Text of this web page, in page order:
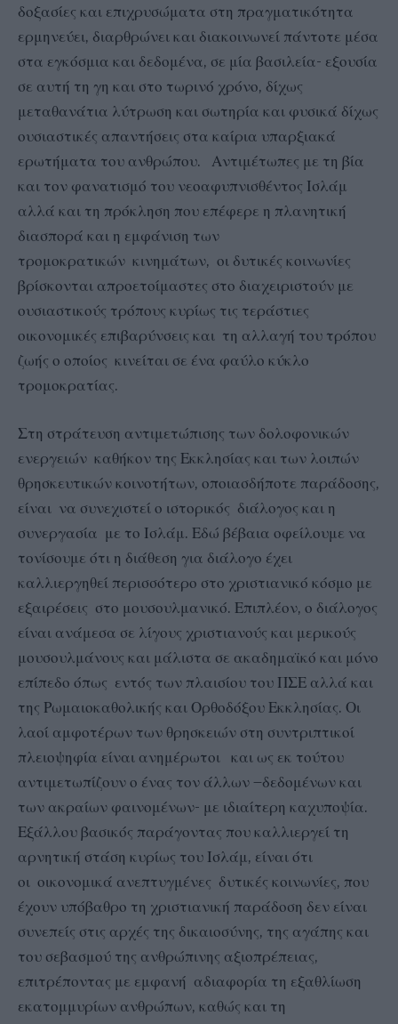
δοξασίες και επιχρυσώματα στη πραγματικότητα
ερμηνεύει, διαρθρώνει και διακοινωνεί πάντοτε μέσα
στα εγκόσμια και δεδομένα, σε μία βασιλεία- εξουσία
σε αυτή τη γη και στο τωρινό χρόνο, δίχως
μεταθανάτια λύτρωση και σωτηρία και φυσικά δίχως
ουσιαστικές απαντήσεις στα καίρια υπαρξιακά
ερωτήματα του ανθρώπου. Αντιμέτωπες με τη βία
και τον φανατισμό του νεοαφυπνισθέντος Ισλάμ
αλλά και τη πρόκληση που επέφερε η πλανητική
διασπορά και η εμφάνιση των
τρομοκρατικών κινημάτων, οι δυτικές κοινωνίες
βρίσκονται απροετοίμαστες στο διαχειριστούν με
ουσιαστικούς τρόπους κυρίως τις τεράστιες
οικονομικές επιβαρύνσεις και τη αλλαγή του τρόπου
ζωής ο οποίος κινείται σε ένα φαύλο κύκλο
τρομοκρατίας.
Στη στράτευση αντιμετώπισης των δολοφονικών
ενεργειών καθήκον της Εκκλησίας και των λοιπών
θρησκευτικών κοινοτήτων, οποιασδήποτε παράδοσης,
είναι να συνεχιστεί ο ιστορικός διάλογος και η
συνεργασία με το Ισλάμ. Εδώ βέβαια οφείλουμε να
τονίσουμε ότι η διάθεση για διάλογο έχει
καλλιεργηθεί περισσότερο στο χριστιανικό κόσμο με
εξαιρέσεις στο μουσουλμανικό. Επιπλέον, ο διάλογος
είναι ανάμεσα σε λίγους χριστιανούς και μερικούς
μουσουλμάνους και μάλιστα σε ακαδημαϊκό και μόνο
επίπεδο όπως εντός των πλαισίου του ΠΣΕ αλλά και
της Ρωμαιοκαθολικής και Ορθοδόξου Εκκλησίας. Οι
λαοί αμφοτέρων των θρησκειών στη συντριπτικοί
πλειοψηφία είναι ανημέρωτοι και ως εκ τούτου
αντιμετωπίζουν ο ένας τον άλλων –δεδομένων και
των ακραίων φαινομένων- με ιδιαίτερη καχυποψία.
Εξάλλου βασικός παράγοντας που καλλιεργεί τη
αρνητική στάση κυρίως του Ισλάμ, είναι ότι
οι οικονομικά ανεπτυγμένες δυτικές κοινωνίες, που
έχουν υπόβαθρο τη χριστιανική παράδοση δεν είναι
συνεπείς στις αρχές της δικαιοσύνης, της αγάπης και
του σεβασμού της ανθρώπινης αξιοπρέπειας,
επιτρέποντας με εμφανή αδιαφορία τη εξαθλίωση
εκατομμυρίων ανθρώπων, καθώς και τη